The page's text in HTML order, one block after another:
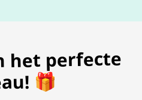
het perfecte
🎁